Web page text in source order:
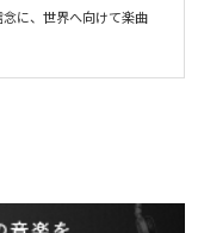
念に、世界へ向けて楽曲